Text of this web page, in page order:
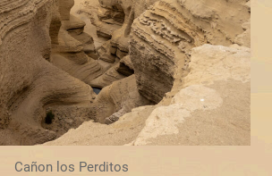
Cañon los Perditos